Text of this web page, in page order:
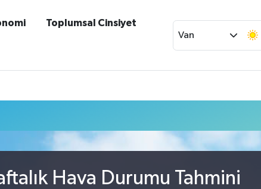
Toplumsal Cinsiyet
Van
Hava Durumu Tahmini